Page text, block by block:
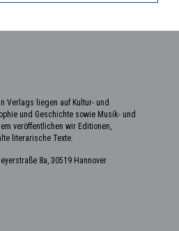
Verlags liegen auf Kultur- und
und Geschichte sowie Musik- und
veröffentlichen wir Editionen,
literarische Texte.
8a, 30519 Hannover